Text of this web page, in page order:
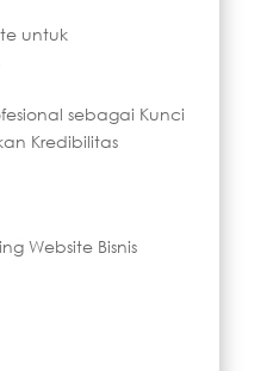
untuk
sebagai Kunci
Kredibilitas
Website Bisnis